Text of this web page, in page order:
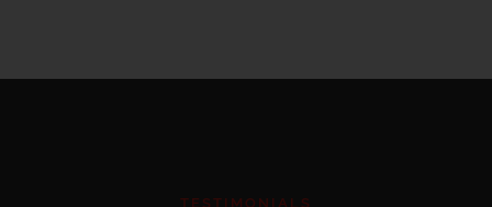
TESTIMONIALS